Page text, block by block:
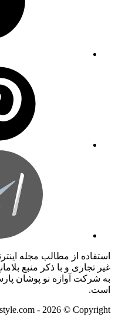
استفاده از مطالب مجله
غیر تجاری و با ذکر منبع
به شرکت آوازه نو پوشان
است.
- 2026 © Copyright